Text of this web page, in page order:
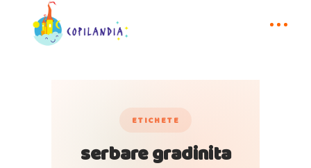
ETICHETE
serbare gradinita